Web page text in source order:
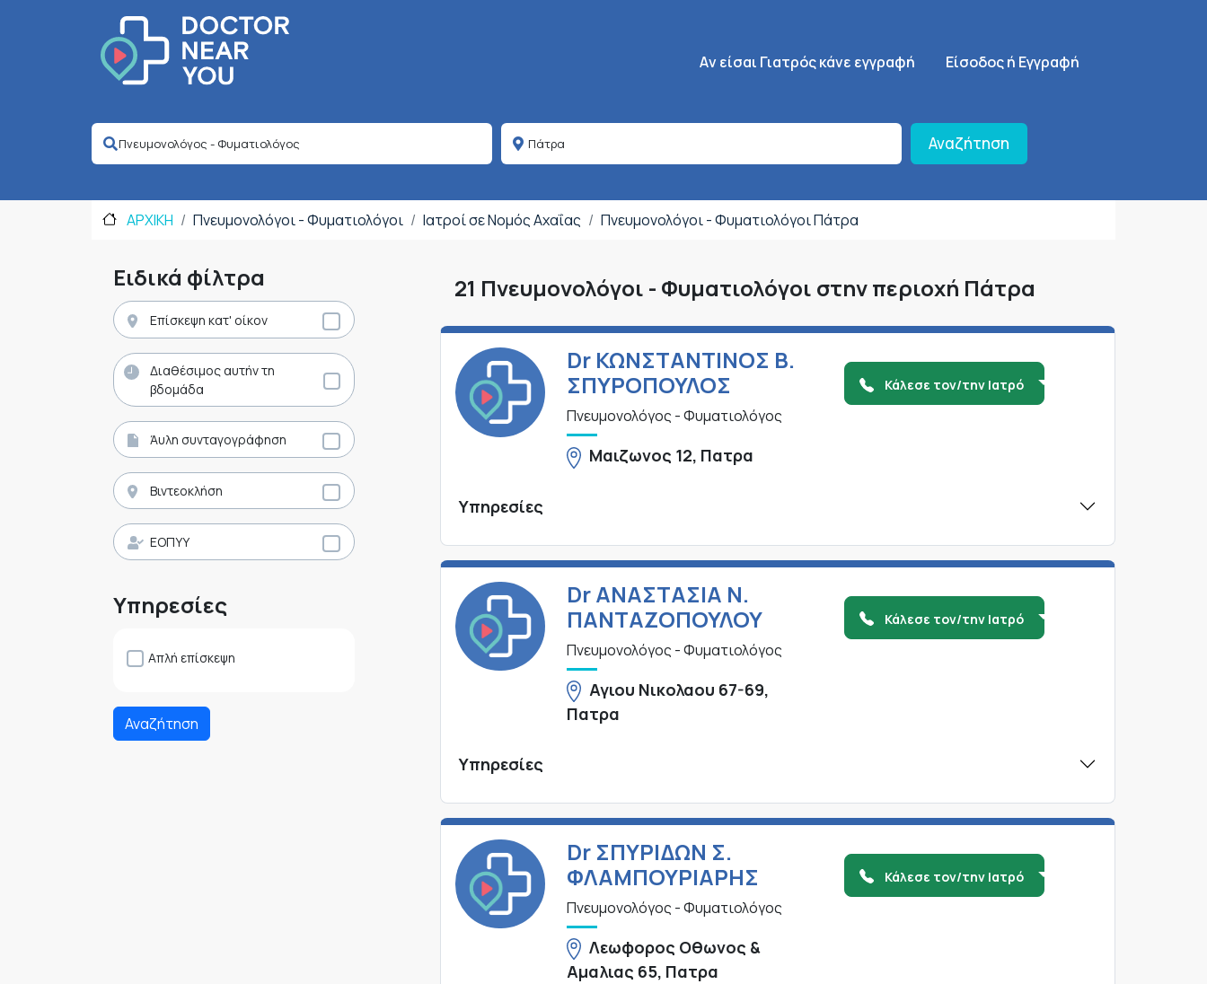
Κεντρική πλοήγηση
Aν είσαι Γιατρός κάνε εγγραφή SignUp Menu
Είσοδος ή Εγγραφή
Αναζήτηση
ΑΡΧΙΚΗ Πνευμονολόγοι - Φυματιολόγοι Ιατροί σε Νομός Αχαΐας Πνευμονολόγοι - Φυματιολόγοι Πάτρα
Ειδικά φίλτρα
Επίσκεψη κατ' οίκον
Διαθέσιμος αυτήν τη
βδομάδα
Άυλη συνταγογράφηση
Βιντεοκλήση
ΕΟΠΥΥ
Υπηρεσίες
Απλή επίσκεψη
Αναζήτηση
21 Πνευμονολόγοι - Φυματιολόγοι στην περιοχή Πάτρα
Dr ΚΩΝΣΤΑΝΤΙΝΟΣ Β.
ΣΠΥΡΟΠΟΥΛΟΣ
Πνευμονολόγος - Φυματιολόγος
Μαιζωνος 12, Πατρα
Κάλεσε τον/την Ιατρό
Υπηρεσίες
Dr ΑΝΑΣΤΑΣΙΑ Ν.
ΠΑΝΤΑΖΟΠΟΥΛΟΥ
Πνευμονολόγος - Φυματιολόγος
Αγιου Νικολαου 67-69,
Πατρα
Κάλεσε τον/την Ιατρό
Υπηρεσίες
Dr ΣΠΥΡΙΔΩΝ Σ.
ΦΛΑΜΠΟΥΡΙΑΡΗΣ
Πνευμονολόγος - Φυματιολόγος
Λεωφορος Οθωνος &
Αμαλιας 65, Πατρα
Κάλεσε τον/την Ιατρό